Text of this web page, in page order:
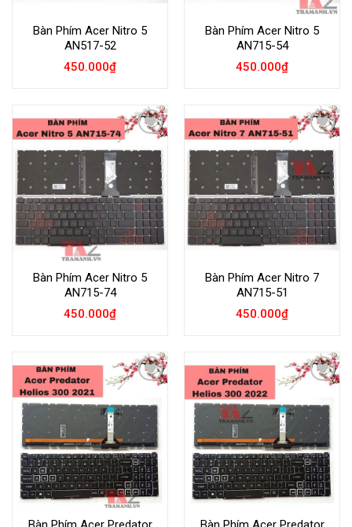
Bàn Phím Acer Nitro 5
AN517-52
450.000₫
Bàn Phím Acer Nitro 5
AN715-54
450.000₫
Wishlist
Bàn Phím Acer Nitro 5
AN715-74
450.000₫
Wishlist
Bàn Phím Acer Nitro 7
AN715-51
450.000₫
Wishlist
Wishlist